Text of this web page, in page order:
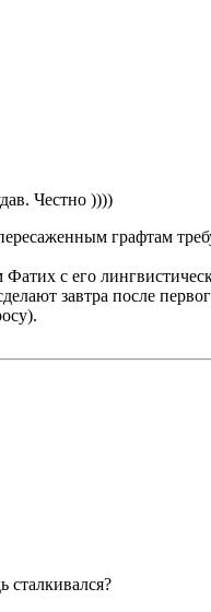
Честно ))))
графтам
с его
завтра после
сталкивался?